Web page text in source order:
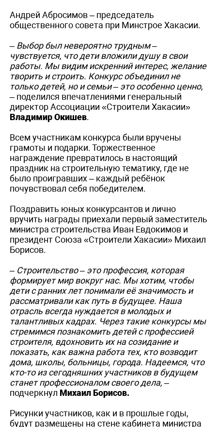
Андрей Абросимов – председатель
общественного совета при Минстрое Хакасии.
– Выбор был невероятно трудным –
чувствуется, что дети вложили душу в свои
работы. Мы видим искренний интерес, желание
творить и строить. Конкурс объединил не
только детей, но и семьи – это особенно ценно,
– поделился впечатлениями генеральный
директор Ассоциации «Строители Хакасии»
Владимир Окишев.
Всем участникам конкурса были вручены
грамоты и подарки. Торжественное
награждение превратилось в настоящий
праздник на строительную тематику, где не
было проигравших – каждый ребёнок
почувствовал себя победителем.
Поздравить юных конкурсантов и лично
вручить награды приехали первый заместитель
министра строительства Иван Евдокимов и
президент Союза «Строители Хакасии» Михаил
Борисов.
– Строительство – это профессия, которая
формирует мир вокруг нас. Мы хотим, чтобы
дети с ранних лет понимали её значимость и
рассматривали как путь в будущее. Наша
отрасль всегда нуждается в молодых и
талантливых кадрах. Через такие конкурсы мы
стремимся познакомить детей с профессией
строителя, вдохновить их на созидание и
показать, как важна работа тех, кто возводит
дома, школы, больницы, города. Надеемся, что
кто-то из сегодняшних участников в будущем
станет профессионалом своего дела, –
подчеркнул Михаил Борисов.
Рисунки участников, как и в прошлые годы,
будут размещены на стене кабинета министра